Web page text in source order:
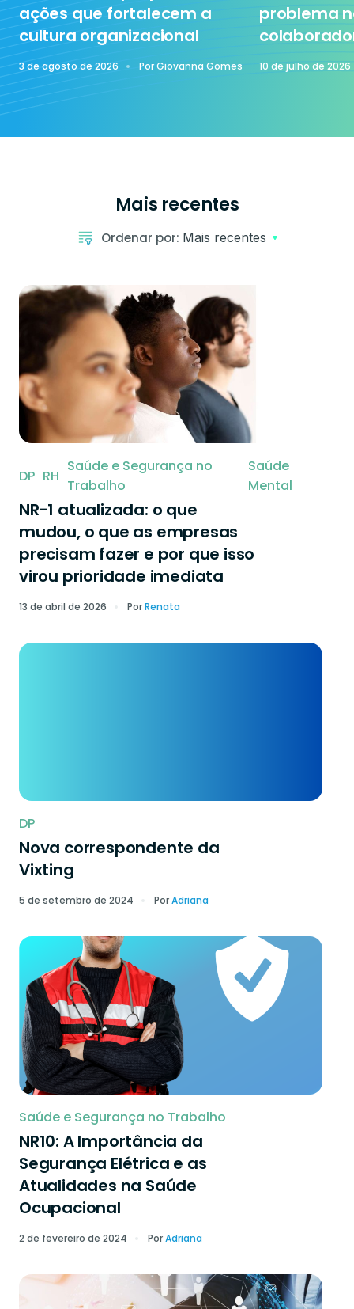
ações que fortalecem a
cultura organizacional
3 de agosto de 2026 PorGiovanna Gomes
problema
10 de julho de 2026
Mais recentes
Ordenar por: Mais recentes
DP RH
Saúde e Segurança no
Trabalho
Saúde
Mental
NR-1 atualizada: o que
mudou, o que as empresas
precisam fazer e por que isso
virou prioridade imediata
13 de abril de 2026 PorRenata
DP
Nova correspondente da
Vixting
5 de setembro de 2024 PorAdriana
Saúde e Segurança no Trabalho
NR10: A Importância da
Segurança Elétrica e as
Atualidades na Saúde
Ocupacional
2 de fevereiro de 2024 PorAdriana